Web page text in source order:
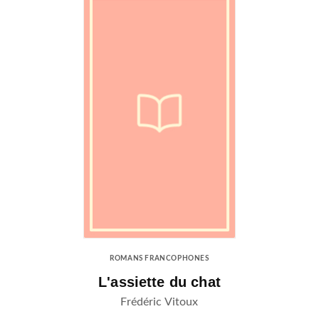
ROMANS FRANCOPHONES
L'assiette du chat
Frédéric Vitoux